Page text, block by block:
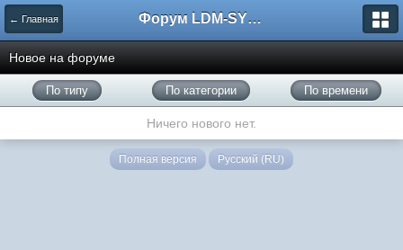
← Главная Форум LDM-SYSTEMS
Новое на форуме
По типу По категории По времени
Ничего нового нет.
Полная версия Русский (RU)